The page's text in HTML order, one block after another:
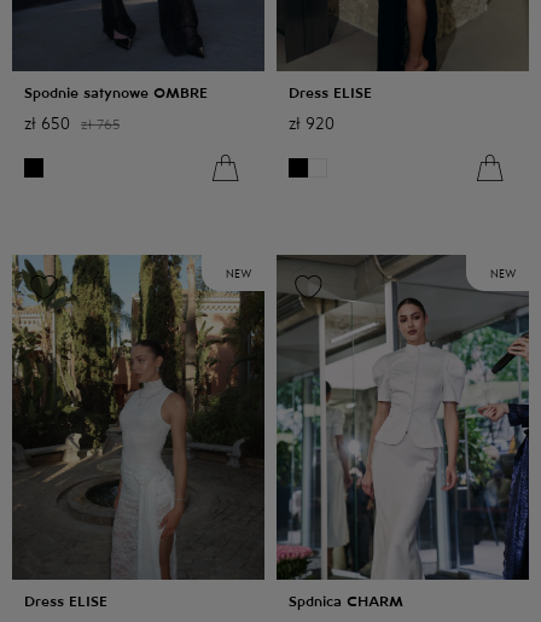
Spodnie satynowe OMBRE
zł 650 zł 765
Dress ELISE
zł 920
Dress ELISE
NEW
Spdnica CHARM
NEW